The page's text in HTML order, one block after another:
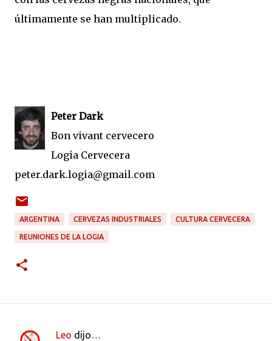
últimamente se han multiplicado.
Peter Dark
Bon vivant cervecero
Logia Cervecera
peter.dark.logia@gmail.com
ARGENTINA CERVEZAS INDUSTRIALES CULTURA CERVECERA
REUNIONES DE LA LOGIA
Leo dijo…